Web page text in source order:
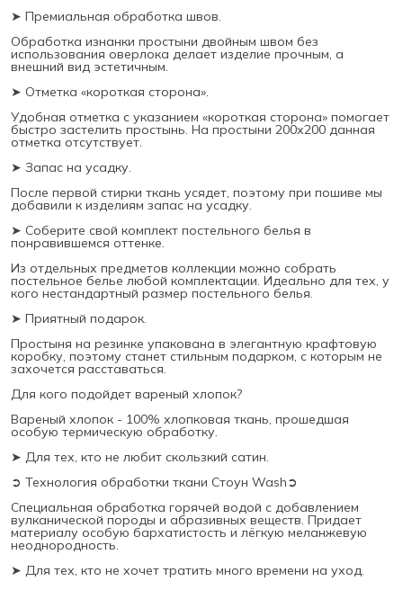
➤ Премиальная обработка швов.
Обработка изнанки простыни двойным швом без
использования оверлока делает изделие прочным, а
внешний вид эстетичным.
➤ Отметка «короткая сторона».
Удобная отметка с указанием «короткая сторона» помогает
быстро застелить простынь. На простыни 200х200 данная
отметка отсутствует.
➤ Запас на усадку.
После первой стирки ткань усядет, поэтому при пошиве мы
добавили к изделиям запас на усадку.
➤ Соберите свой комплект постельного белья в
понравившемся оттенке.
Из отдельных предметов коллекции можно собрать
постельное белье любой комплектации. Идеально для тех, у
кого нестандартный размер постельного белья.
➤ Приятный подарок.
Простыня на резинке упакована в элегантную крафтовую
коробку, поэтому станет стильным подарком, с которым не
захочется расставаться.
Для кого подойдет вареный хлопок?
Вареный хлопок - 100% хлопковая ткань, прошедшая
особую термическую обработку.
➤ Для тех, кто не любит скользкий сатин.
➲ Технология обработки ткани Стоун Wash➲
Специальная обработка горячей водой с добавлением
вулканической породы и абразивных веществ. Придает
материалу особую бархатистость и лёгкую меланжевую
неоднородность.
➤ Для тех, кто не хочет тратить много времени на уход.